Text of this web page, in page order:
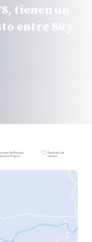
tienen un
entre 80 y